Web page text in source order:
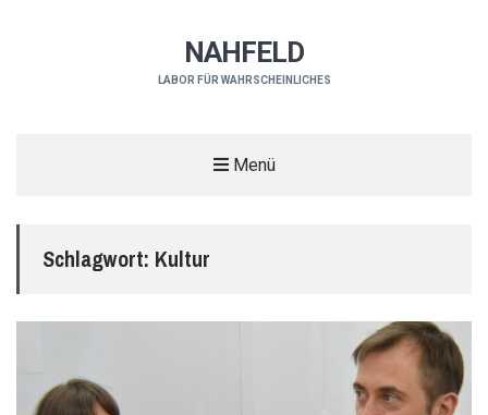
NAHFELD
LABOR FÜR WAHRSCHEINLICHES
Menü
Schlagwort: Kultur